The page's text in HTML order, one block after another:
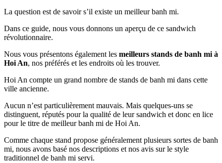
La question est de savoir s’il existe un meilleur banh mi.
Dans ce guide, nous vous donnons un aperçu de ce sandwich
révolutionnaire.
Nous vous présentons également les meilleurs stands de banh mi à
Hoi An, nos préférés et les endroits où les trouver.
Hoi An compte un grand nombre de stands de banh mi dans cette
ville ancienne.
Aucun n’est particulièrement mauvais. Mais quelques-uns se
distinguent, réputés pour la qualité de leur sandwich et donc en lice
pour le titre de meilleur banh mi de Hoi An.
Comme chaque stand propose généralement plusieurs sortes de banh
mi, nous avons basé nos descriptions et nos avis sur le style
traditionnel de banh mi servi.